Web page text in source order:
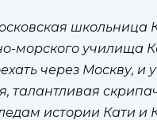
морского училища
через Москву, и
талантливая
истории Кати и